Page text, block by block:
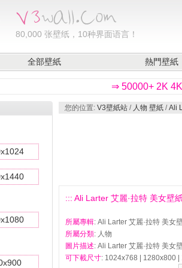
80,000 张壁纸，10种界面语言！
全部壁紙 熱門壁紙
⇒ 50000+ 2K
您的位置: V3壁紙站 / 人物 壁紙 /Ali
::: Ali Larter 艾麗·拉特 美女壁
所屬專輯: Ali Larter 艾麗·拉特 美女
所屬分類: 人物
圖片描述: Ali Larter 艾麗·拉特 美女
可下載尺寸: 1024x768 | 1280x800